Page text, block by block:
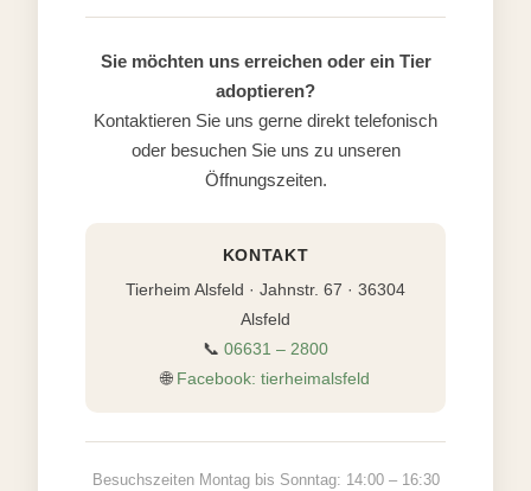
Sie möchten uns erreichen oder ein Tier
adoptieren?
Kontaktieren Sie uns gerne direkt telefonisch
oder besuchen Sie uns zu unseren
Öffnungszeiten.
KONTAKT
Tierheim Alsfeld · Jahnstr. 67 · 36304
Alsfeld
📞 06631 – 2800
🌐 Facebook: tierheimalsfeld
Besuchszeiten Montag bis Sonntag: 14:00 – 16:30